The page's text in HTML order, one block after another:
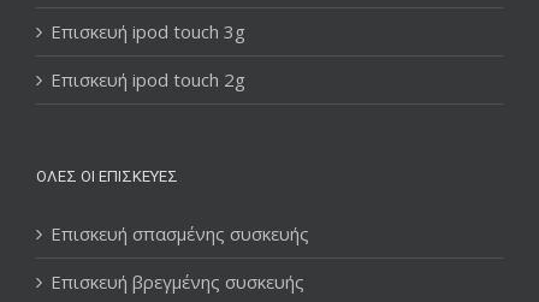
Επισκευή ipod touch 3g
Επισκευή ipod touch 2g
ΌΛΕΣ ΟΙ ΕΠΙΣΚΕΥΈΣ
Επισκευή σπασμένης συσκευής
Επισκευή βρεγμένης συσκευής